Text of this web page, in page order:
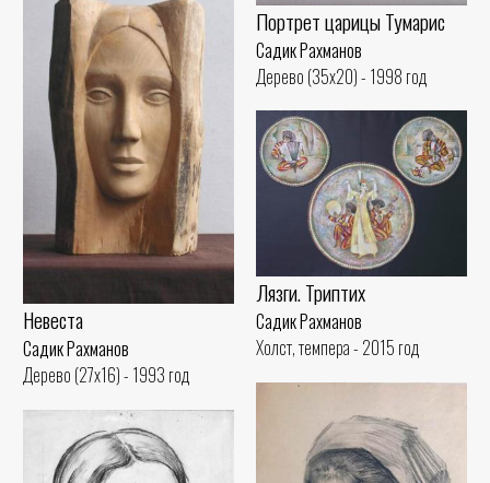
Портрет царицы Тумарис
Садик Рахманов
Дерево (35x20) - 1998 год
Невеста
Садик Рахманов
Дерево (27x16) - 1993 год
Лязги. Триптих
Садик Рахманов
Холст, темпера - 2015 год